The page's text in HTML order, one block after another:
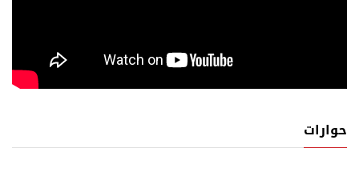
حوارات